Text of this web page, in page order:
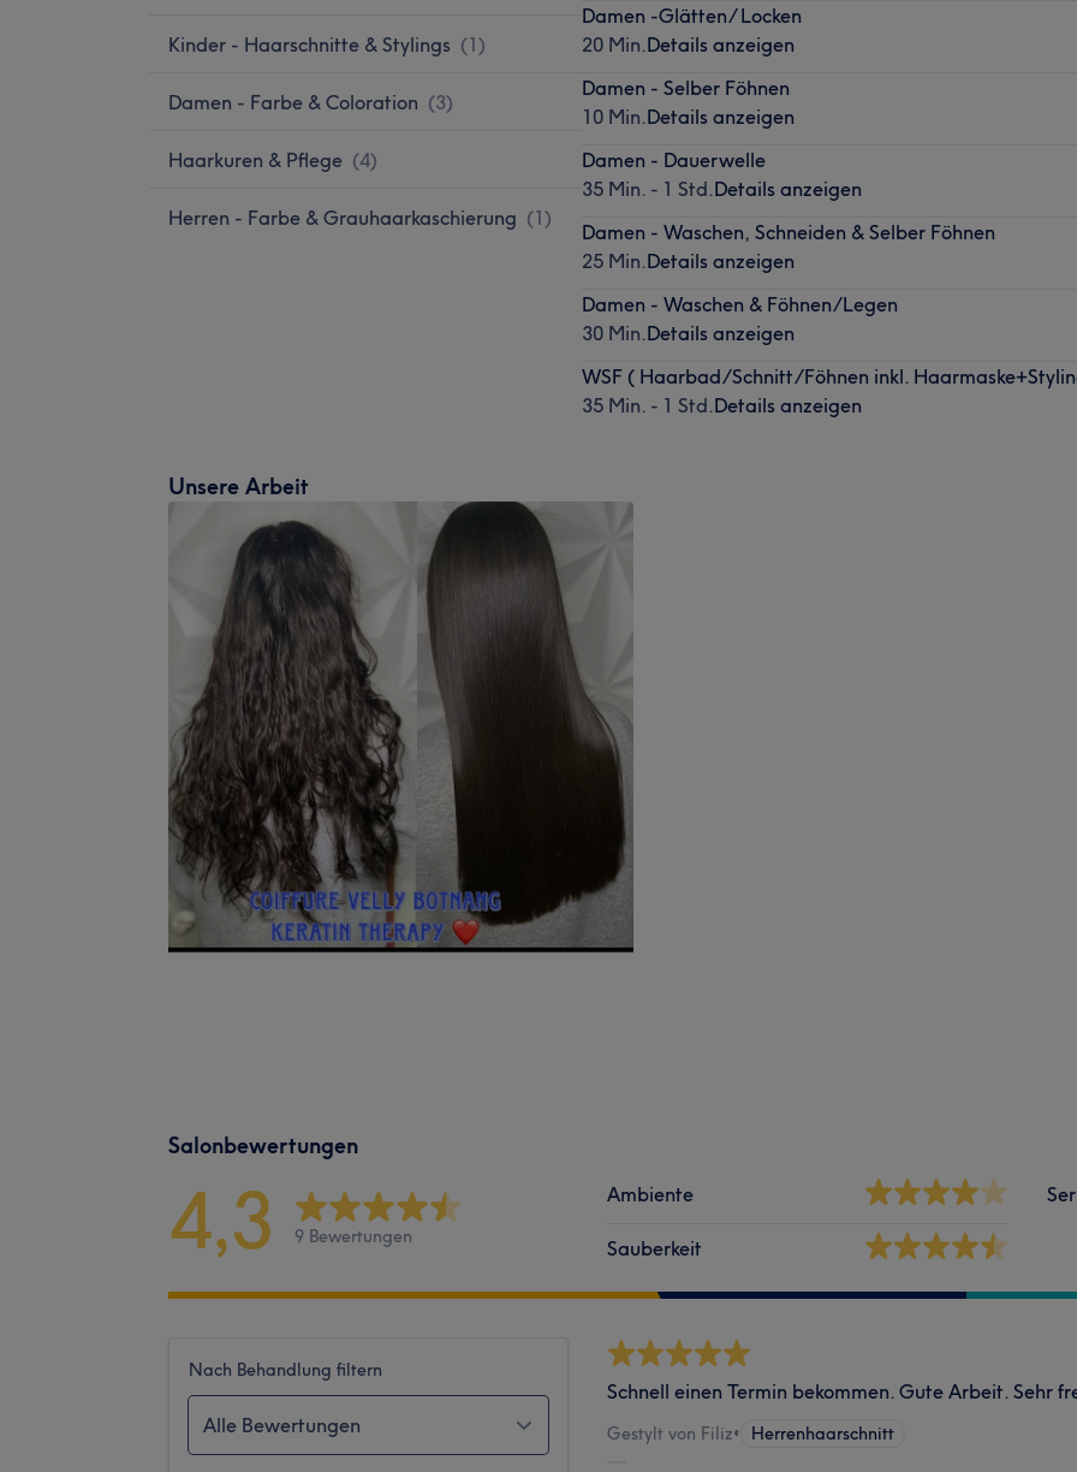
Kinder - Haarschnitte & Stylings (1)
Damen - Farbe & Coloration (3)
Haarkuren & Pflege (4)
Herren - Farbe & Grauhaarkaschierung (1)
Damen -Glätten/ Locken
20 Min.Details anzeigen
Damen - Selber Föhnen
10 Min.Details anzeigen
Damen - Dauerwelle
35 Min. - 1 Std.Details anzeigen
Damen - Waschen, Schneiden & Selber Föhnen
25 Min.Details anzeigen
Damen - Waschen & Föhnen/Legen
30 Min.Details anzeigen
WSF ( Haarbad/Schnitt/Föhnen inkl.
35 Min. - 1 Std.Details anzeigen
Unsere Arbeit
Salonbewertungen
4,3 9 Bewertungen
Ambiente
Sauberkeit
Nach Behandlung filtern
Alle Bewertungen
Schnell einen Termin bekommen. Gute Arbeit. Sehr
Gestylt von Filiz• Herrenhaarschnitt